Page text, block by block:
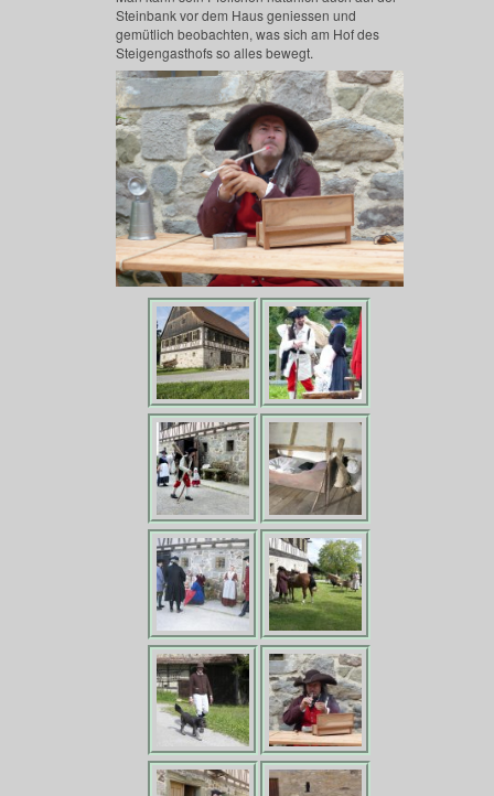
Steinbank vor dem Haus geniessen und
gemütlich beobachten, was sich am Hof des
Steigengasthofs so alles bewegt.